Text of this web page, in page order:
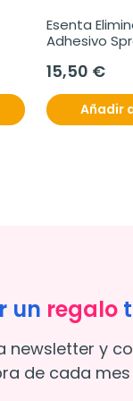
Esenta
Adhesivo
15,50 €
Añadir
un regalo
newsletter y
de cada